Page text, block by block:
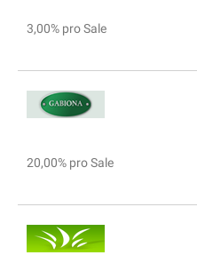
3,00% pro Sale
20,00% pro Sale